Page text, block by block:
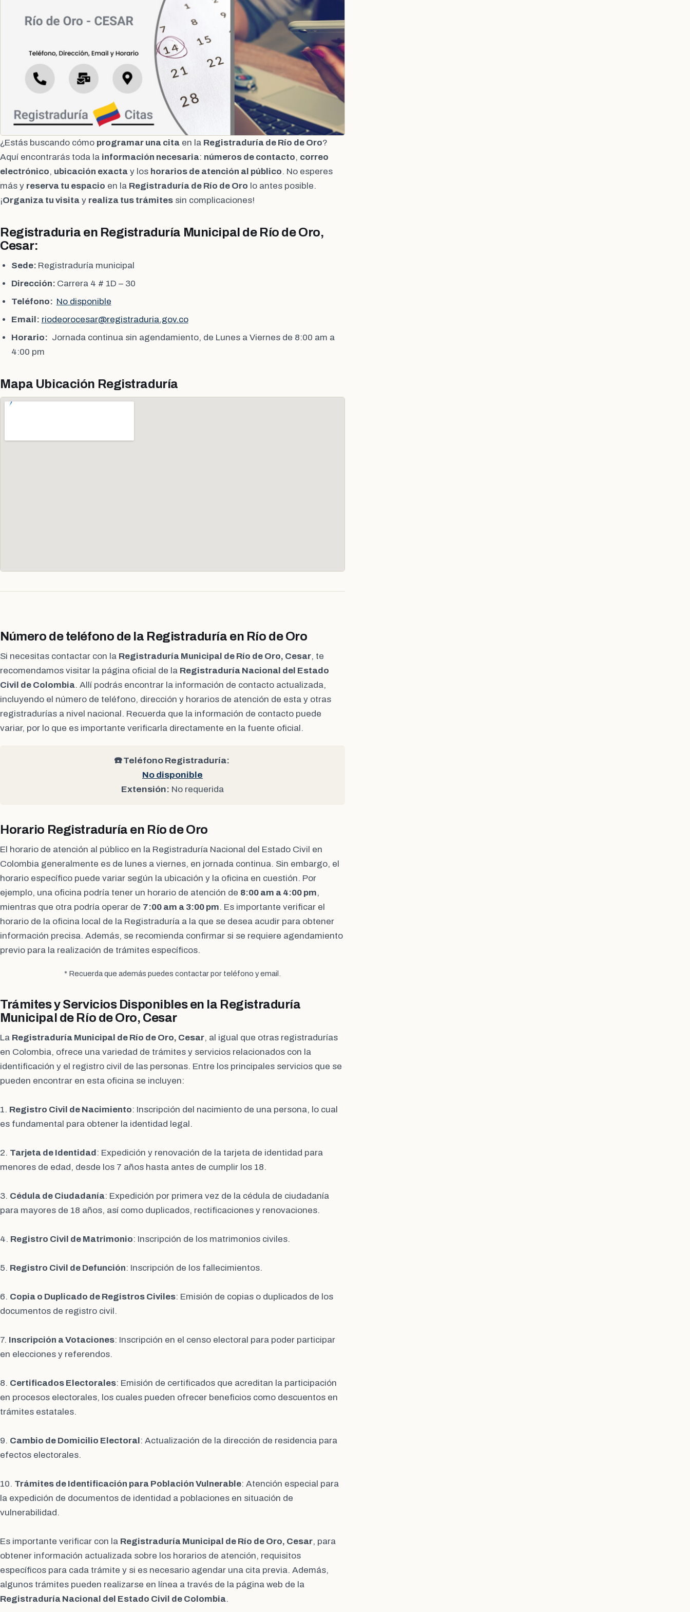
¿Estás buscando cómo programar una cita en la Registraduría de Río de Oro?
Aquí encontrarás toda la información necesaria: números de contacto, correo
electrónico, ubicación exacta y los horarios de atención al público. No esperes
más y reserva tu espacio en la Registraduría de Río de Oro lo antes posible.
¡Organiza tu visita y realiza tus trámites sin complicaciones!
Registraduria en Registraduría Municipal de Río de Oro,
Cesar:
Sede: Registraduría municipal
Dirección: Carrera 4 # 1D – 30
Teléfono: No disponible
Email: riodeorocesar@registraduria.gov.co
Horario: Jornada continua sin agendamiento, de Lunes a Viernes de 8:00 am a
4:00 pm
Mapa Ubicación Registraduría
Número de teléfono de la Registraduría en Río de Oro
Si necesitas contactar con la Registraduría Municipal de Río de Oro, Cesar, te
recomendamos visitar la página oficial de la Registraduría Nacional del Estado
Civil de Colombia. Allí podrás encontrar la información de contacto actualizada,
incluyendo el número de teléfono, dirección y horarios de atención de esta y otras
registradurías a nivel nacional. Recuerda que la información de contacto puede
variar, por lo que es importante verificarla directamente en la fuente oficial.
☎️ Teléfono Registraduría:
No disponible
Extensión: No requerida
Horario Registraduría en Río de Oro
El horario de atención al público en la Registraduría Nacional del Estado Civil en
Colombia generalmente es de lunes a viernes, en jornada continua. Sin embargo, el
horario específico puede variar según la ubicación y la oficina en cuestión. Por
ejemplo, una oficina podría tener un horario de atención de 8:00 am a 4:00 pm,
mientras que otra podría operar de 7:00 am a 3:00 pm. Es importante verificar el
horario de la oficina local de la Registraduría a la que se desea acudir para obtener
información precisa. Además, se recomienda confirmar si se requiere agendamiento
previo para la realización de trámites específicos.
* Recuerda que además puedes contactar por teléfono y email.
Trámites y Servicios Disponibles en la Registraduría
Municipal de Río de Oro, Cesar
La Registraduría Municipal de Río de Oro, Cesar, al igual que otras registradurías
en Colombia, ofrece una variedad de trámites y servicios relacionados con la
identificación y el registro civil de las personas. Entre los principales servicios que se
pueden encontrar en esta oficina se incluyen:
1. Registro Civil de Nacimiento: Inscripción del nacimiento de una persona, lo cual
es fundamental para obtener la identidad legal.
2. Tarjeta de Identidad : Expedición y renovación de la tarjeta de identidad para
menores de edad, desde los 7 años hasta antes de cumplir los 18.
3. Cédula de Ciudadanía: Expedición por primera vez de la cédula de ciudadanía
para mayores de 18 años, así como duplicados, rectificaciones y renovaciones.
4. Registro Civil de Matrimonio: Inscripción de los matrimonios civiles.
5. Registro Civil de Defunción: Inscripción de los fallecimientos.
6. Copia o Duplicado de Registros Civiles: Emisión de copias o duplicados de los
documentos de registro civil.
7. Inscripción a Votaciones: Inscripción en el censo electoral para poder participar
en elecciones y referendos.
8. Certificados Electorales: Emisión de certificados que acreditan la participación
en procesos electorales, los cuales pueden ofrecer beneficios como descuentos en
trámites estatales.
9. Cambio de Domicilio Electoral : Actualización de la dirección de residencia para
efectos electorales.
10. Trámites de Identificación para Población Vulnerable: Atención especial para
la expedición de documentos de identidad a poblaciones en situación de
vulnerabilidad.
Es importante verificar con la Registraduría Municipal de Río de Oro, Cesar, para
obtener información actualizada sobre los horarios de atención, requisitos
específicos para cada trámite y si es necesario agendar una cita previa. Además,
algunos trámites pueden realizarse en línea a través de la página web de la
Registraduría Nacional del Estado Civil de Colombia.